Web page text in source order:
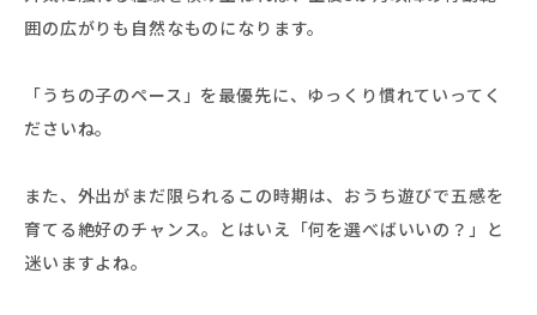
囲の広がりも自然なものになります。
「うちの子のペース」を最優先に、ゆっくり慣れていってく
ださいね。
また、外出がまだ限られるこの時期は、おうち遊びで五感を
育てる絶好のチャンス。とはいえ「何を選べばいいの？」と
迷いますよね。